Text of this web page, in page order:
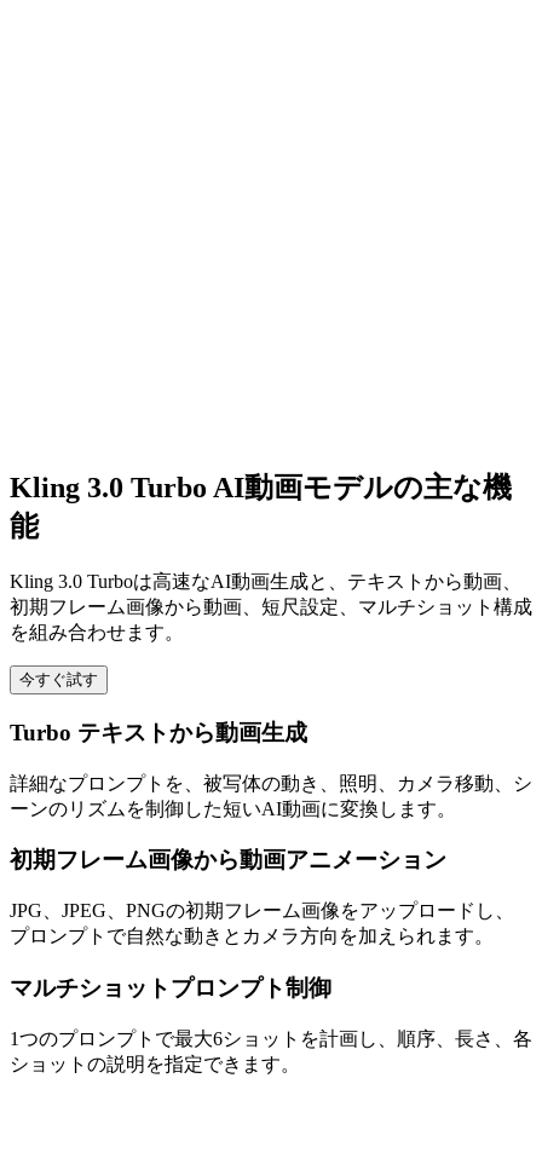
Kling 3.0 Turbo AI動画モデルの主な機
能
Kling 3.0 Turboは高速なAI動画生成と、テキストから動画、
初期フレーム画像から動画、短尺設定、マルチショット構成
を組み合わせます。
今すぐ試す
Turbo テキストから動画生成
詳細なプロンプトを、被写体の動き、照明、カメラ移動、シ
ーンのリズムを制御した短いAI動画に変換します。
初期フレーム画像から動画アニメーション
JPG、JPEG、PNGの初期フレーム画像をアップロードし、
プロンプトで自然な動きとカメラ方向を加えられます。
マルチショットプロンプト制御
1つのプロンプトで最大6ショットを計画し、順序、長さ、各
ショットの説明を指定できます。